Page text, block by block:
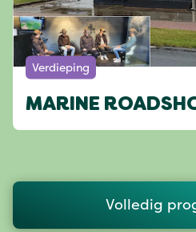
Verdieping
MARINE
Volledig